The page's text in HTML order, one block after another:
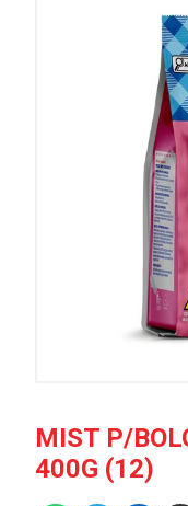
MIST P/
400G (12)